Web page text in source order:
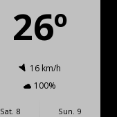
26º
16 km/h
100%
Sat. 8
Sun. 9